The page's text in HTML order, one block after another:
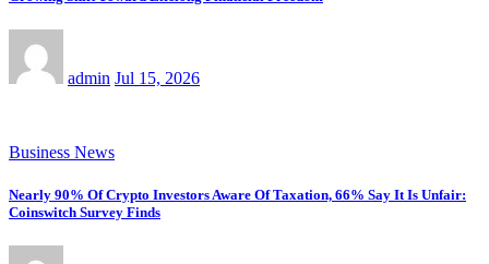
admin Jul 15, 2026
Business News
Nearly 90% Of Crypto Investors Aware Of Taxation, 66% Say It Is Unfair:
Coinswitch Survey Finds